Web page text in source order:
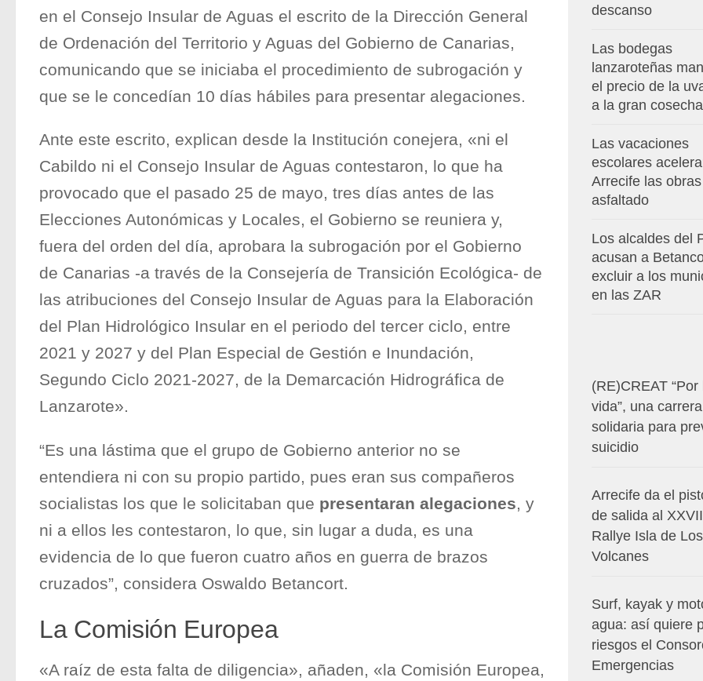
en el Consejo Insular de Aguas el escrito de la Dirección General
de Ordenación del Territorio y Aguas del Gobierno de Canarias,
comunicando que se iniciaba el procedimiento de subrogación y
que se le concedían 10 días hábiles para presentar alegaciones.
Ante este escrito, explican desde la Institución conejera, «ni el
Cabildo ni el Consejo Insular de Aguas contestaron, lo que ha
provocado que el pasado 25 de mayo, tres días antes de las
Elecciones Autonómicas y Locales, el Gobierno se reuniera y,
fuera del orden del día, aprobara la subrogación por el Gobierno
de Canarias -a través de la Consejería de Transición Ecológica- de
las atribuciones del Consejo Insular de Aguas para la Elaboración
del Plan Hidrológico Insular en el periodo del tercer ciclo, entre
2021 y 2027 y del Plan Especial de Gestión e Inundación,
Segundo Ciclo 2021-2027, de la Demarcación Hidrográfica de
Lanzarote».
“Es una lástima que el grupo de Gobierno anterior no se
entendiera ni con su propio partido, pues eran sus compañeros
socialistas los que le solicitaban que presentaran alegaciones, y
ni a ellos les contestaron, lo que, sin lugar a duda, es una
evidencia de lo que fueron cuatro años en guerra de brazos
cruzados”, considera Oswaldo Betancort.
La Comisión Europea
«A raíz de esta falta de diligencia», añaden, «la Comisión Europea,
descanso
Las bodegas
lanzaroteñas
el precio de la
a la gran cosecha
Las vacaciones
escolares
Arrecife las
asfaltado
Los alcaldes del
acusan a
excluir a los
en las ZAR
(RE)CREAT “Por
vida”, una carrera
solidaria para
suicidio
Arrecife da el
de salida al
Rallye Isla de Los
Volcanes
Surf, kayak y
agua: así quiere
riesgos el
Emergencias